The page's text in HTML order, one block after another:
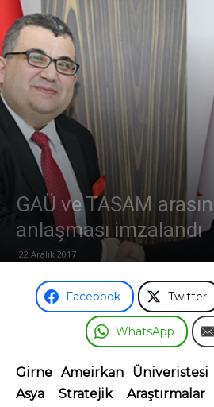
Ticaret
Odası
GAÜ ve TASAM
anlaşması imzalandı
22 Aralık 2017
Facebook Twitter
WhatsApp
Girne Ameirkan
Asya Stratejik